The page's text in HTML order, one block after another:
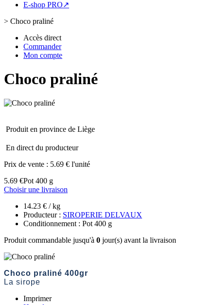
E-shop PRO↗
> Choco praliné
Accès direct
Commander
Mon compte
Choco praliné
Produit en province de Liège
En direct du producteur
Prix de vente : 5.69 € l'unité
5.69 €Pot 400 g
Choisir une livraison
14.23 € / kg
Producteur : SIROPERIE DELVAUX
Conditionnement : Pot 400 g
Produit commandable jusqu'à 0 jour(s) avant la livraison
Choco praliné 400gr
La sirope
Imprimer